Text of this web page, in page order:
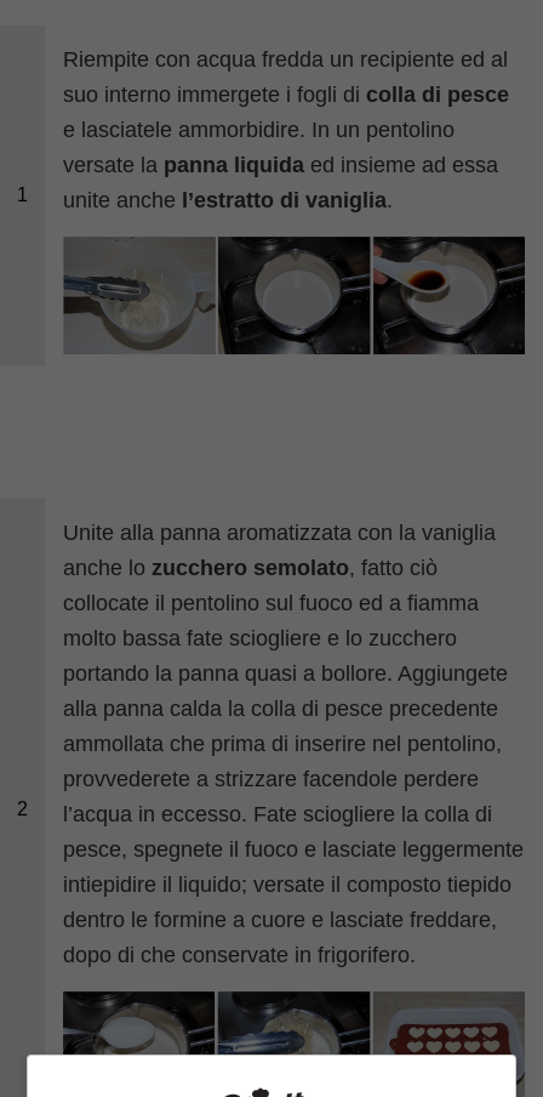
1
Riempite con acqua fredda un recipiente ed al
suo interno immergete i fogli di colla di pesce
e lasciatele ammorbidire. In un pentolino
versate la panna liquida ed insieme ad essa
unite anche l’estratto di vaniglia.
2
Unite alla panna aromatizzata con la vaniglia
anche lozucchero semolato, fatto ciò
collocate il pentolino sul fuoco ed a fiamma
molto bassa fate sciogliere e lo zucchero
portando la panna quasi a bollore. Aggiungete
alla panna calda la colla di pesce precedente
ammollata che prima di inserire nel pentolino,
provvederete a strizzare facendole perdere
l’acqua in eccesso. Fate sciogliere la colla di
pesce, spegnete il fuoco e lasciate leggermente
intiepidire il liquido; versate il composto tiepido
dentro le formine a cuore e lasciate freddare,
dopo di che conservate in frigorifero.